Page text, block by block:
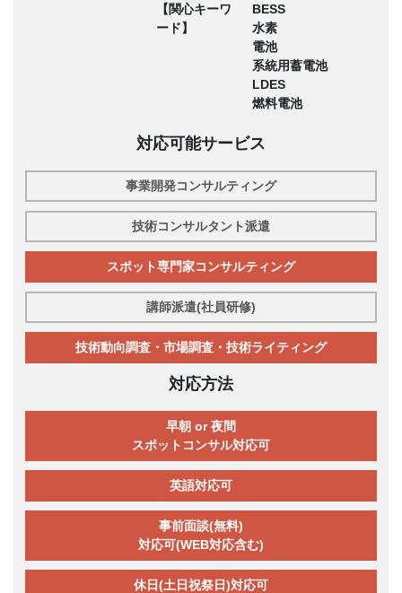
【関心キーワ
ード】
BESS
水素
電池
系統用蓄電池
LDES
燃料電池
対応可能サービス
事業開発コンサルティング
技術コンサルタント派遣
スポット専門家コンサルティング
講師派遣(社員研修)
技術動向調査・市場調査・技術ライティング
対応方法
早朝 or 夜間
スポットコンサル対応可
英語対応可
事前面談(無料)
対応可(WEB対応含む)
休日(土日祝祭日)対応可